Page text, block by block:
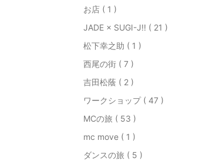
お店 ( 1 )
JADE × SUGI-J!! ( 21 )
松下幸之助 ( 1 )
西尾の街 ( 7 )
吉田松蔭 ( 2 )
ワークショップ ( 47 )
MCの旅 ( 53 )
mc move ( 1 )
ダンスの旅 ( 5 )